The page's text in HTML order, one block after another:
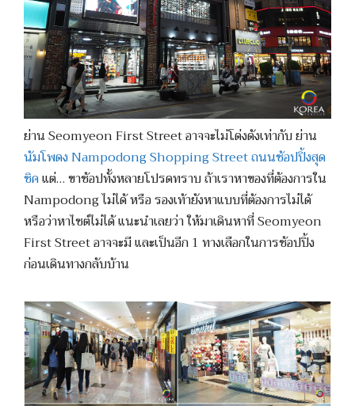
ย่าน Seomyeon First Street อาจจะไม่โด่งดังเท่ากับ ย่าน
นัมโพดง Nampodong Shopping Street ถนนช้อปปิ้งสุด
ชิคแต่… ขาช้อปทั้งหลายโปรดทราบ ถ้าเราหาของที่ต้องการใน
Nampodong ไม่ได้ หรือ รองเท้ายังหาแบบที่ต้องการไม่ได้
หรือว่าหาไซต์ไม่ได้ แนะนำเลยว่า ให้มาเดินหาที่ Seomyeon
First Street อาจจะมี และเป็นอีก 1 ทางเลือกในการช้อปปิ้ง
ก่อนเดินทางกลับบ้าน